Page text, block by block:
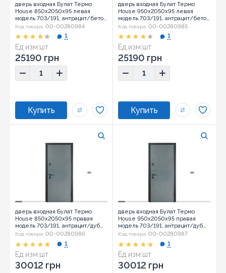
дверь входная Булат Термо
House 850x2050x95 левая
модель 703/191, антрацит/бетон
антрацит (0008)
Код товара: 00-00280984
Ед изм:шт
1
25190 грн
дверь входная Булат Термо
House 950x2050x95 левая
модель 703/191, антрацит/бетон
антрацит (0008)
Код товара: 00-00280985
Ед изм:шт
1
25190 грн
дверь входная Булат Термо
House 850x2050x95 правая
модель 703/191, антрацит/дуб
полярный (0032)
Код товара: 00-00280986
Ед изм:шт
1
30012 грн
дверь входная Булат Термо
House 950x2050x95 правая
модель 703/191, антрацит/дуб
полярный (0032)
Код товара: 00-00280987
Ед изм:шт
1
30012 грн